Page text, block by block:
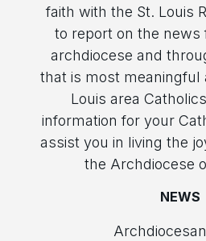
faith with the St. Louis
to report on the news
archdiocese and
that is most meaningful
Louis area
information for your
assist you in living the
the Archdiocese
NEWS